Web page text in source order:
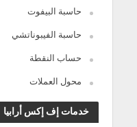
حاسبة البيفوت
حاسبة الفيبوناتشي
حساب النقطة
محول العملات
خدمات إف إكس أرابيا